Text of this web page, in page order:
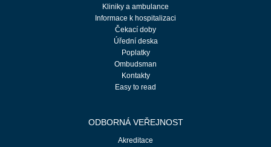
Kliniky a ambulance
Informace k hospitalizaci
Čekací doby
Úřední deska
Poplatky
Ombudsman
Kontakty
Easy to read
ODBORNÁ VEŘEJNOST
Akreditace